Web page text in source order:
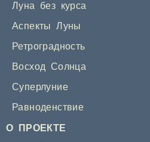
Луна без курса
Аспекты Луны
Ретроградность
Восход Солнца
Суперлуние
Равноденствие
О ПРОЕКТЕ